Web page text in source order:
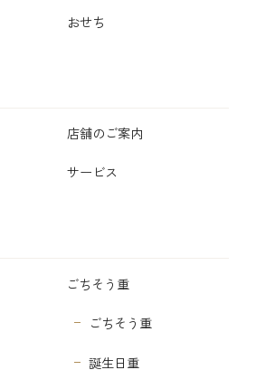
おせち
店舗のご案内
サービス
ごちそう重
ごちそう重
誕生日重